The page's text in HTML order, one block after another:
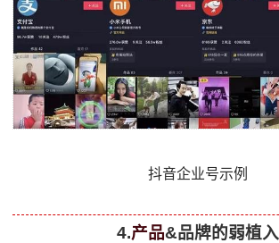
抖音企业号示例
4.产品&品牌的弱植入